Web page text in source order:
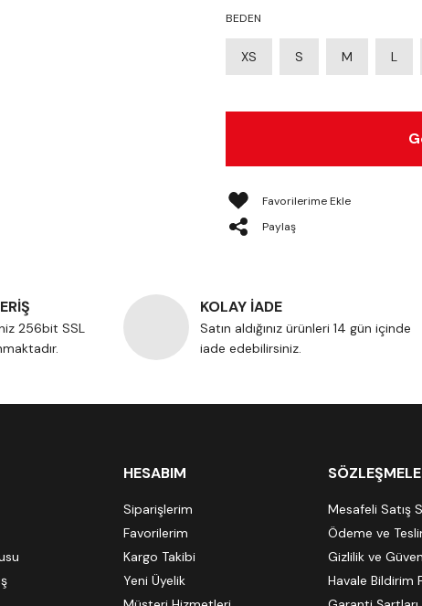
BEDEN
XS S M L
Paylaş
256bit SSL
KOLAY İADE
Satın aldığınız ürünleri 14 gün içinde
iade edebilirsiniz.
HESABIM
Siparişlerim
Favorilerim
Kargo Takibi
Yeni Üyelik
Mesafeli Satış
Ödeme ve
Gizlilik ve
Havale Bildirim